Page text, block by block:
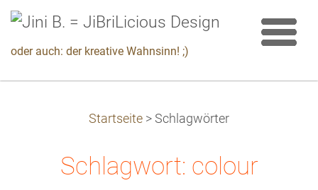
oder auch: der kreative Wahnsinn! ;)
Startseite > Schlagwörter
Schlagwort: colour